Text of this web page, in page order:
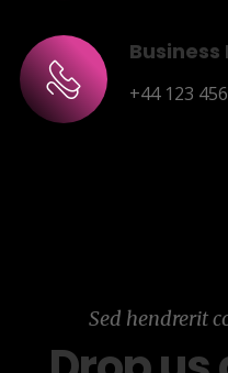
Business
+44 123
Sed hendrerit